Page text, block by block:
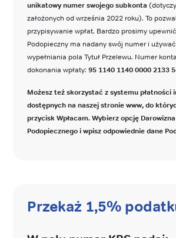
unikatowy numer swojego subkonta
założonych od września 2022 roku). To
przypisywanie wpłat. Bardzo prosimy
Podopieczny ma nadany swój numer i
wypełniania pola Tytuł Przelewu. Numer
dokonania wpłaty: 95 1140 1140 0000 2133
Możesz też skorzystać z systemu płatności
dostępnych na naszej stronie www, do
przycisk Wpłacam. Wybierz opcję
Podopiecznego i wpisz odpowiednie dane
Przekaż 1,5%